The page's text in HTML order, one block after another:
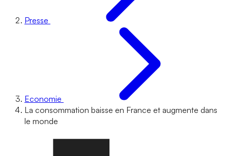
Presse
Economie
La consommation baisse en France et augmente dans
le monde